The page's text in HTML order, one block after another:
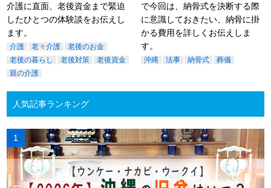
介護に直面、老後資金まで緊迫
したひとつの体験談をお伝えし
ます。
介護 老々介護
老後のお金
老後の暮らし
老後対策
老後資金
親の介護
で今回は、納骨式を決断する際
に意識しておきたい、納骨に掛
かる費用を詳しくお伝えしま
す。
沖縄 法事 納骨式 葬儀
人気記事ランキング